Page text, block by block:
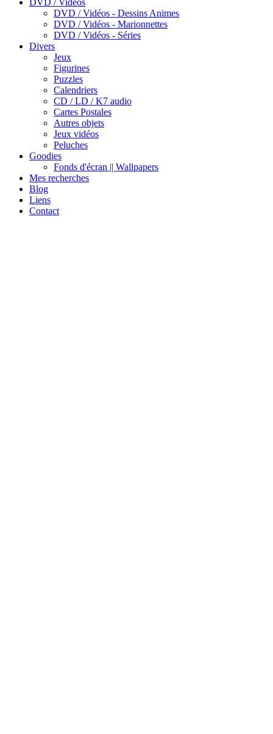
DVD / Vidéos - Dessins Animes
DVD / Vidéos - Marionnettes
DVD / Vidéos - Séries
Divers
Jeux
Figurines
Puzzles
Calendriers
CD / LD / K7 audio
Cartes Postales
Autres objets
Jeux vidéos
Peluches
Goodies
Fonds d'écran || Wallpapers
Mes recherches
Blog
Liens
Contact